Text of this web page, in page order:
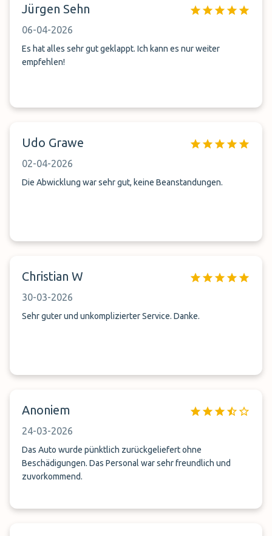
Jürgen Sehn
06-04-2026
Es hat alles sehr gut geklappt. Ich kann es nur weiter
empfehlen!
Udo Grawe
02-04-2026
Die Abwicklung war sehr gut, keine Beanstandungen.
Christian W
30-03-2026
Sehr guter und unkomplizierter Service. Danke.
Anoniem
24-03-2026
Das Auto wurde pünktlich zurückgeliefert ohne
Beschädigungen. Das Personal war sehr freundlich und
zuvorkommend.